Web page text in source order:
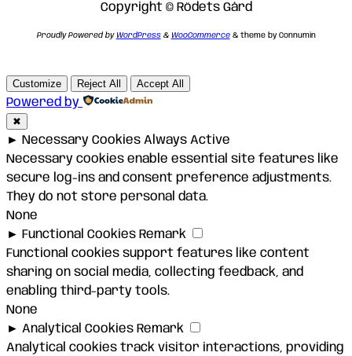
Copyright © Rödets Gård
Proudly Powered by WordPress& WooCommerce& theme by Connumin
Customize Reject All Accept All
Powered by
✖
► Necessary Cookies Always Active
Necessary cookies enable essential site features like
secure log-ins and consent preference adjustments.
They do not store personal data.
None
► Functional Cookies Remark
Functional cookies support features like content
sharing on social media, collecting feedback, and
enabling third-party tools.
None
► Analytical Cookies Remark
Analytical cookies track visitor interactions, providing